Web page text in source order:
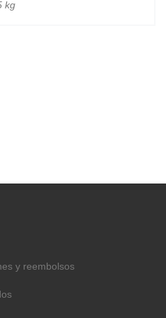
kg
y reembolsos